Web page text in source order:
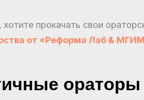
хотите прокачать свои
от «Реформа Лаб &
ораторы